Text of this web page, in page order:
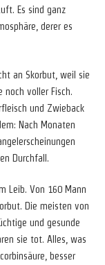
Es sind ganz
derer es
an Skorbut, weil sie
noch voller Fisch.
und Zwieback
Nach Monaten
Durchfall.
Leib. Von 160 Mann
Die meisten von
und gesunde
sie tot. Alles, was
besser